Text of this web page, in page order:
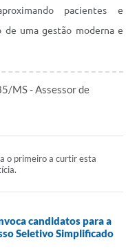
pacientes e
de uma gestão moderna e
MS - Assessor de
o primeiro a curtir esta
candidatos para a
Seletivo Simplificado